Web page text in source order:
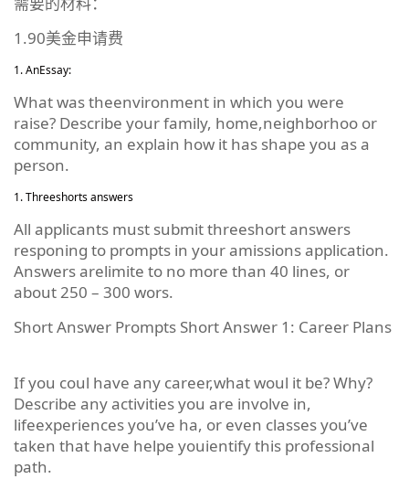
1.90美金申请费
AnEssay:
What was theenvironment in which you were
raise? Describe your family, home,neighborhoo or
community, an explain how it has shape you as a
person.
Threeshorts answers
All applicants must submit threeshort answers
responing to prompts in your amissions application.
Answers arelimite to no more than 40 lines, or
about 250 – 300 wors.
Short Answer Prompts Short Answer 1: Career Plans
If you coul have any career,what woul it be? Why?
Describe any activities you are involve in,
lifeexperiences you’ve ha, or even classes you’ve
taken that have helpe youientify this professional
path.